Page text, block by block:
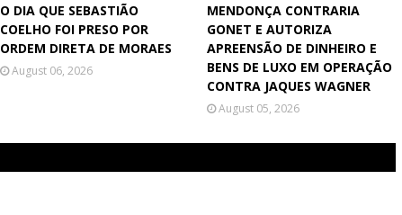
O DIA QUE SEBASTIÃO
COELHO FOI PRESO POR
ORDEM DIRETA DE MORAES
August 06, 2026
MENDONÇA CONTRARIA
GONET E AUTORIZA
APREENSÃO DE DINHEIRO E
BENS DE LUXO EM OPERAÇÃO
CONTRA JAQUES WAGNER
August 05, 2026